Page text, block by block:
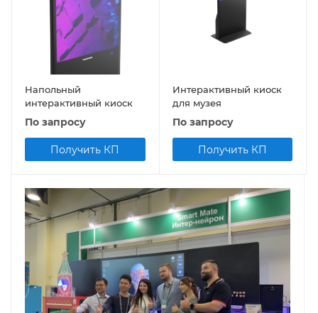
Напольный
интерактивный киоск
По запросу
Получить КП
Интерактивный киоск
для музея
По запросу
Получить КП